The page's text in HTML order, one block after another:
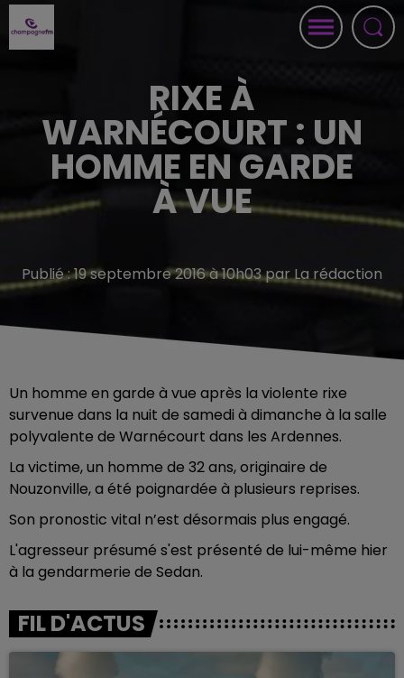
RIXE À
WARNÉCOURT : UN
HOMME EN GARDE
À VUE
Publié : 19 septembre 2016 à 10h03 par La rédaction
Un homme en garde à vue après la violente rixe
survenue dans la nuit de samedi à dimanche à la salle
polyvalente de Warnécourt dans les Ardennes.
La victime, un homme de 32 ans, originaire de
Nouzonville, a été poignardée à plusieurs reprises.
Son pronostic vital n’est désormais plus engagé.
L'agresseur présumé s'est présenté de lui-même hier
à la gendarmerie de Sedan.
FIL D'ACTUS